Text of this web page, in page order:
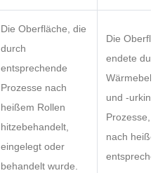
Die Oberfläche, die
durch
entsprechende
Prozesse nach
heißem Rollen
hitzebehandelt,
eingelegt oder
behandelt wurde.
Die
endete durch
und -urking
Prozesse,
nach
entsprechen.